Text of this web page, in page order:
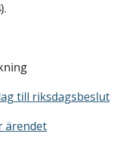
till riksdagsbeslut
ärendet